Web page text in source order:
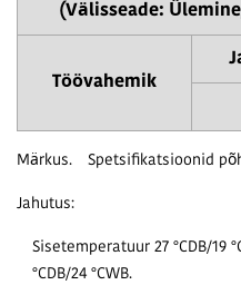
(Välisseade:
Töövahemik
Märkus. Spetsifikatsioonid
Jahutus:
Sisetemperatuur 27 °CDB/19
°CDB/24 °CWB.